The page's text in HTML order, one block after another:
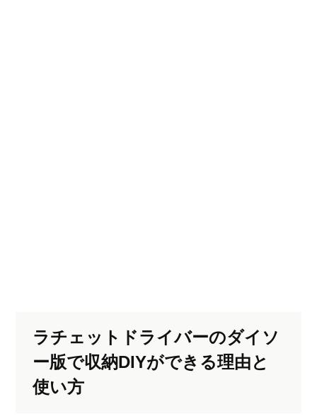
ラチェットドライバーのダイソ
ー版で収納DIYができる理由と
使い方